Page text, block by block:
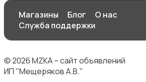
Магазины Блог
О нас
Служба поддержки
© 2026 MZKA – сайт объявлений
ИП "Мещеряков А.В."